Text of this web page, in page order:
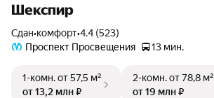
Шекспир
Сдан•комфорт•4.4 (523)
Проспект Просвещения
13 мин.
1-комн.от 57,5 м²
от 13,2 млн ₽
2-комн.от 78,8 м²
от 19 млн ₽